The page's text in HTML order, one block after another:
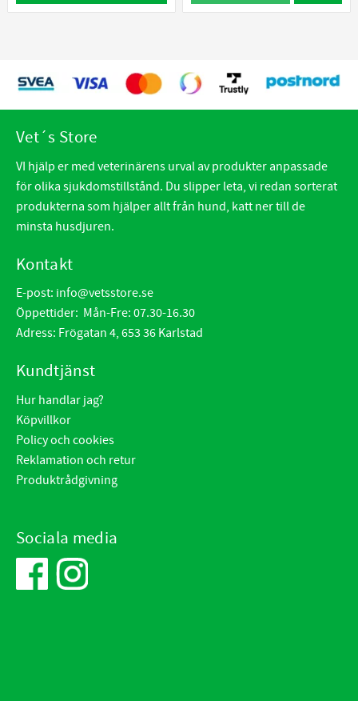
Vet´s Store
VI hjälp er med veterinärens urval av produkter anpassade
för olika sjukdomstillstånd. Du slipper leta, vi redan sorterat
produkterna som hjälper allt från hund, katt ner till de
minsta husdjuren.
Kontakt
E-post: info@vetsstore.se
Öppettider: Mån-Fre: 07.30-16.30
Adress: Frögatan 4, 653 36 Karlstad
Kundtjänst
Hur handlar jag?
Köpvillkor
Policy och cookies
Reklamation och retur
Produktrådgivning
Sociala media